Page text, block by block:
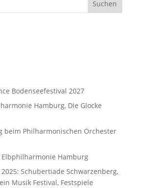
Bodenseefestival 2027
Hamburg, Die Glocke
beim Philharmonischen Orchester
Hamburg
Schubertiade Schwarzenberg,
Musik Festival, Festspiele